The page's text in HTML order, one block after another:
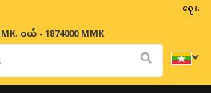
ဈေးနှုန်း
, ဝယ် - 1874000 MMK